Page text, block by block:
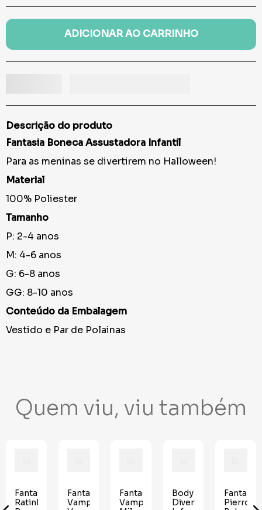
ADICIONAR AO CARRINHO
Descrição do produto
Fantasia Boneca Assustadora Infantil
Para as meninas se divertirem no Halloween!
Material
100% Poliester
Tamanho
P: 2-4 anos
M: 4-6 anos
G: 6-8 anos
GG: 8-10 anos
Conteúdo da Embalagem
Vestido e Par de Polainas
Quem viu, viu também
Fantasia
Ratinha
Fantasia
Vampira
Fantasia
Vampira
Body
Divertidamente
Fantasia